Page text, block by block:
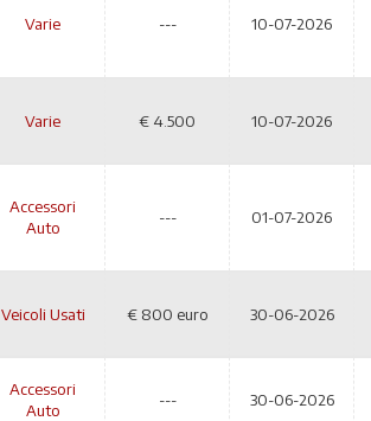
Varie --- 10-07-2026
Varie € 4.500 10-07-2026
Accessori
Auto
--- 01-07-2026
Veicoli Usati € 800 euro 30-06-2026
Accessori
Auto
--- 30-06-2026